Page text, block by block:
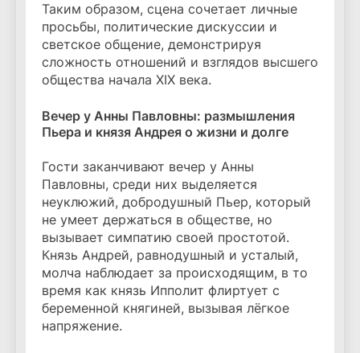
Таким образом, сцена сочетает личные
просьбы, политические дискуссии и
светское общение, демонстрируя
сложность отношений и взглядов высшего
общества начала XIX века.
Вечер у Анны Павловны: размышления
Пьера и князя Андрея о жизни и долге
Гости заканчивают вечер у Анны
Павловны, среди них выделяется
неуклюжий, добродушный Пьер, который
не умеет держаться в обществе, но
вызывает симпатию своей простотой.
Князь Андрей, равнодушный и усталый,
молча наблюдает за происходящим, в то
время как князь Ипполит флиртует с
беременной княгиней, вызывая лёгкое
напряжение.